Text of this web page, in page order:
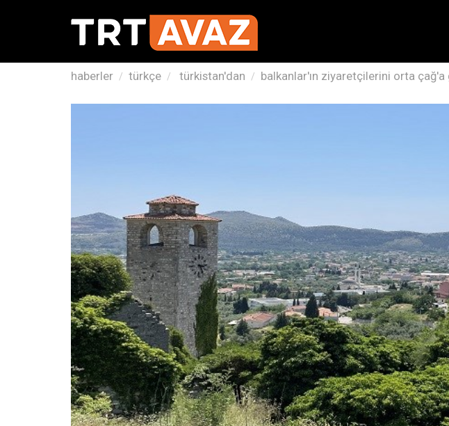
haberler türkçe türkistan'dan balkanlar'ın ziyaretçilerini orta